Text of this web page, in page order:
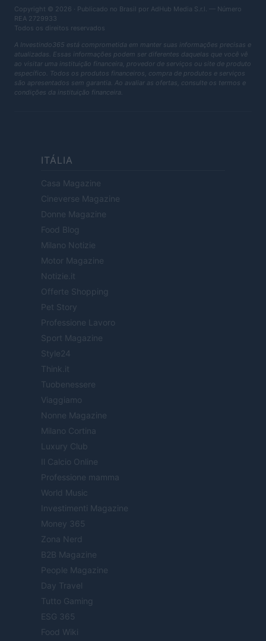
Copyright © 2026 · Publicado no Brasil por AdHub Media S.r.l. — Número
REA 2729933
Todos os direitos reservados
A Investindo365 está comprometida em manter suas informações precisas e
atualizadas. Essas informações podem ser diferentes daquelas que você vê
ao visitar uma instituição financeira, provedor de serviços ou site de produto
específico. Todos os produtos financeiros, compra de produtos e serviços
são apresentados sem garantia. Ao avaliar as ofertas, consulte os termos e
condições da instituição financeira.
ITÁLIA
Casa Magazine
Cineverse Magazine
Donne Magazine
Food Blog
Milano Notizie
Motor Magazine
Notizie.it
Offerte Shopping
Pet Story
Professione Lavoro
Sport Magazine
Style24
Think.it
Tuobenessere
Viaggiamo
Nonne Magazine
Milano Cortina
Luxury Club
Il Calcio Online
Professione mamma
World Music
Investimenti Magazine
Money 365
Zona Nerd
B2B Magazine
People Magazine
Day Travel
Tutto Gaming
ESG 365
Food Wiki